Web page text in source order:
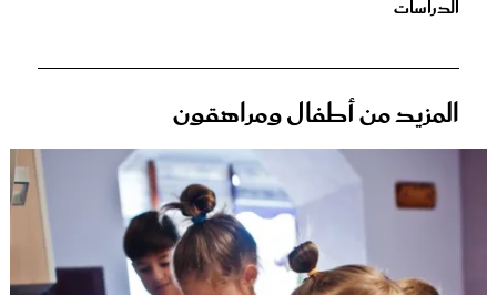
الدراسات
المزيد من أطفال ومراهقون